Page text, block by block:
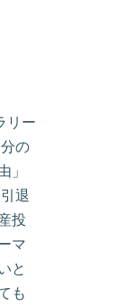
リー
の
」
退
投
マ
と
も